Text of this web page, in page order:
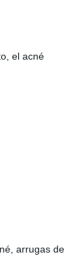
el acné
arrugas de